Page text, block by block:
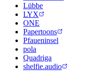
Lübbe
LYX
ONE
Papertoons
Pfaueninsel
pola
Quadriga
shelfie.audio